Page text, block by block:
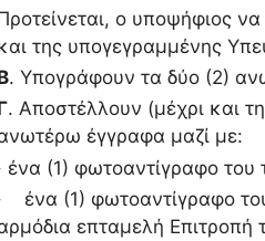
ο υποψήφιος
της υπογεγραμμένης
. Υπογράφουν τα δύο (2)
. Αποστέλλουν (μέχρι και
έγγραφα μαζί με:
ένα (1) φωτοαντίγραφο
ένα (1) φωτοαντίγραφο
επταμελή